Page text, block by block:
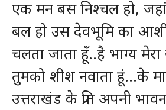
एक मन बस निश्चल हो, जहां
बल हो उस देवभूमि का
चलता जाता हूँ..है भाग्य मेरा
तुमको शीश नवाता हूं…के
उत्तराखंड के प्रति अपनी